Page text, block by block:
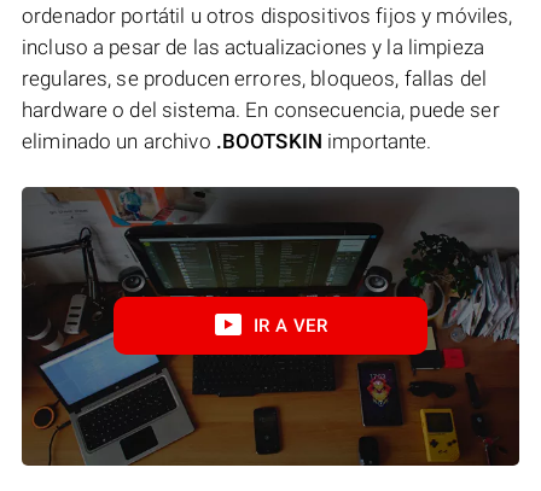
ordenador portátil u otros dispositivos fijos y móviles,
incluso a pesar de las actualizaciones y la limpieza
regulares, se producen errores, bloqueos, fallas del
hardware o del sistema. En consecuencia, puede ser
eliminado un archivo .BOOTSKIN importante.
IR A VER